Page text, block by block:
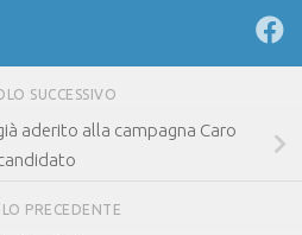
SUCCESSIVO
aderito alla campagna Caro
PRECEDENTE